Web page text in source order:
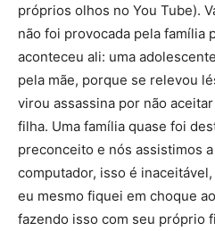
próprios olhos no You Tube).
não foi provocada pela família
aconteceu ali: uma
pela mãe, porque se relevou
virou assassina por não
filha. Uma família quase foi
preconceito e nós assistimos
computador, isso é
eu mesmo fiquei em choque
fazendo isso com seu próprio